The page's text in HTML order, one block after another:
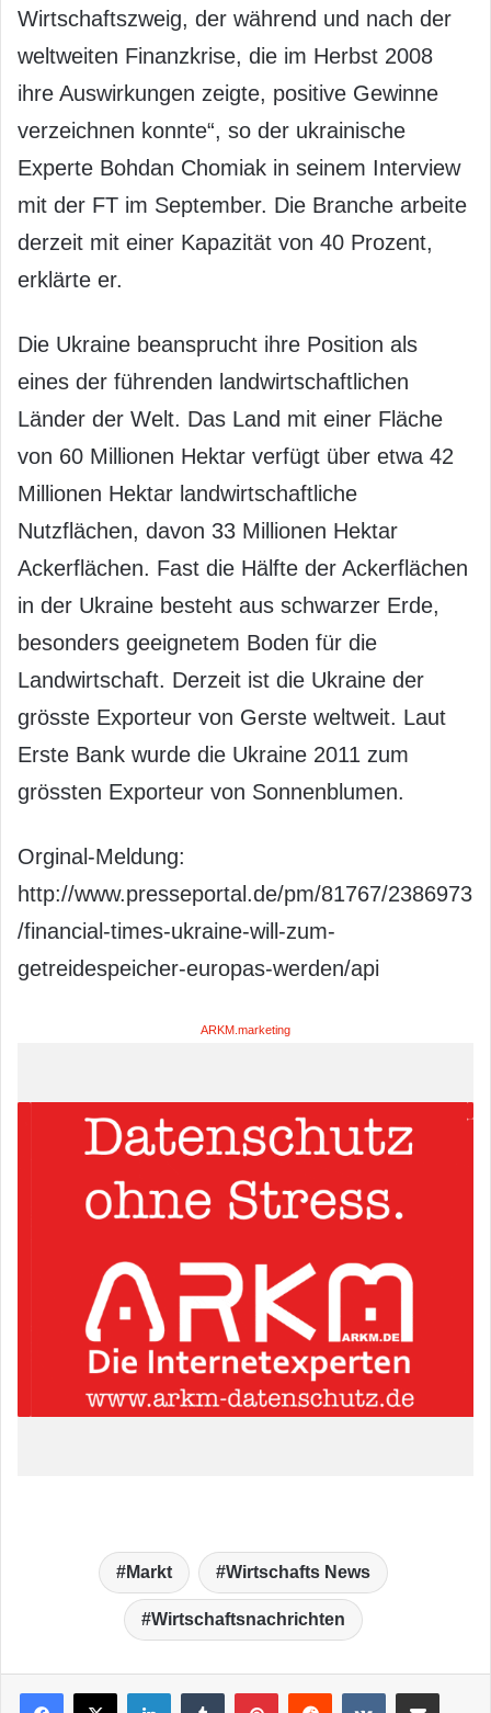
Wirtschaftszweig, der während und nach der
weltweiten Finanzkrise, die im Herbst 2008
ihre Auswirkungen zeigte, positive Gewinne
verzeichnen konnte“, so der ukrainische
Experte Bohdan Chomiak in seinem Interview
mit der FT im September. Die Branche arbeite
derzeit mit einer Kapazität von 40 Prozent,
erklärte er.
Die Ukraine beansprucht ihre Position als
eines der führenden landwirtschaftlichen
Länder der Welt. Das Land mit einer Fläche
von 60 Millionen Hektar verfügt über etwa 42
Millionen Hektar landwirtschaftliche
Nutzflächen, davon 33 Millionen Hektar
Ackerflächen. Fast die Hälfte der Ackerflächen
in der Ukraine besteht aus schwarzer Erde,
besonders geeignetem Boden für die
Landwirtschaft. Derzeit ist die Ukraine der
grösste Exporteur von Gerste weltweit. Laut
Erste Bank wurde die Ukraine 2011 zum
grössten Exporteur von Sonnenblumen.
Orginal-Meldung:
http://www.presseportal.de/pm/81767/2386973
/financial-times-ukraine-will-zum-
getreidespeicher-europas-werden/api
ARKM.marketing
Markt Wirtschafts News
Wirtschaftsnachrichten
LinkedIn VKontakte